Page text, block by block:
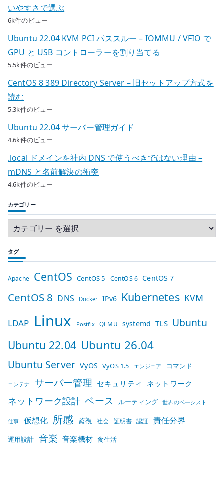
いやすさで選ぶ
6k件のビュー
Ubuntu 22.04 KVM PCI パススルー – IOMMU / VFIO で
GPU と USB コントローラーを割り当てる
5.5k件のビュー
CentOS 8 389 Directory Server – 旧セットアップ方式を
読む
5.3k件のビュー
Ubuntu 22.04 サーバー管理ガイド
4.6k件のビュー
.local ドメインを社内 DNS で使うべきではない理由 –
mDNS と名前解決の衝突
4.6k件のビュー
カテゴリー
タグ
Apache CentOS CentOS 5 CentOS 6 CentOS 7
CentOS 8 DNS Docker IPv6 Kubernetes KVM
LDAP Linux Postfix QEMU systemd TLS Ubuntu
Ubuntu 22.04 Ubuntu 26.04
Ubuntu Server VyOS VyOS 1.5 エンジニア コマンド
コンテナ サーバー管理 セキュリティ ネットワーク
ネットワーク設計 ベース ルーティング 世界のベーシスト
仕事 仮想化 所感 監視 社会 証明書 認証 責任分界
運用設計 音楽 音楽機材 食生活